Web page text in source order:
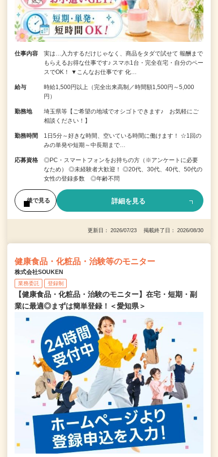
仕事内容
実は…入力するだけじゃなく、商品をタダで試せて 報酬まで
もらえるお得な仕事です♪ スマホ1台・完全在宅・自分のペー
スでOK！ ▼こんなお仕事です 化…
給与
時給1,500円以上（完全出来高制／時間額1,500円～5,000
円）
勤務地
埼玉県等【ご希望の地域でオシゴトできます♪ お気軽にご
相談ください！】
勤務時間
1日5分～好きな時間、空いている時間に働けます！ ☆1回の
みの単発や短期～中長期まで…
応募資格
◎PC・スマートフォンをお持ちの方（※アンケートに必要
なため） ◎未経験者大歓迎！ ◎20代、30代、40代、50代の
女性の登録多数 ◎年齢不問
後で見る 詳細を見る
更新日： 2026/07/23 掲載終了日： 2026/08/30
健康食品・化粧品・治験等のモニター
株式会社SOUKEN
業務委託 登録制
【健康食品・化粧品・治験のモニター】在宅・短期・副
業に最適◎まずは簡単登録！＜愛知県＞